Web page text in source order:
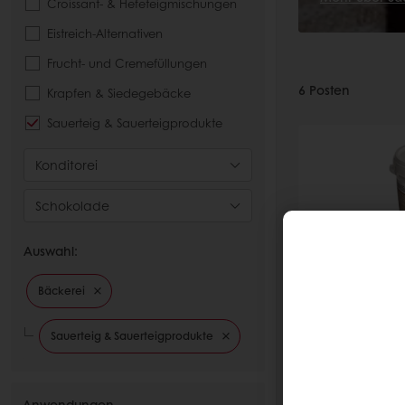
Eistreich-Alternativen
Frucht- und Cremefüllungen
Krapfen & Siedegebäcke
Sauerteig & Sauerteigprodukte
Konditorei
Schokolade
Auswahl:
Bäckerei
Sauerteig & Sauerteigprodukte
6 Posten
Backwaren